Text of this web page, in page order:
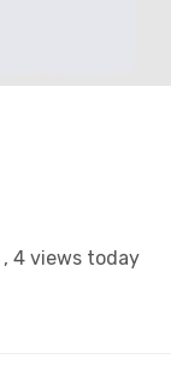
, 4 views today